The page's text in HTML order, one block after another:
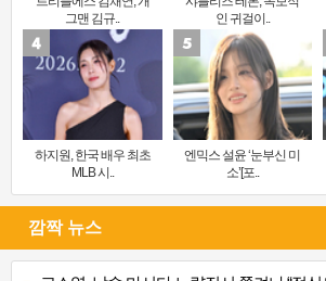
그맨 김규..
인 귀걸이..
하지원, 한국 배우 최초
MLB 시..
엔믹스 설윤 ‘눈부신 미
소’[포..
깜짝 뉴스